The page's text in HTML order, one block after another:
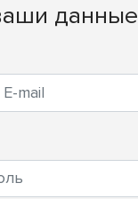
данные